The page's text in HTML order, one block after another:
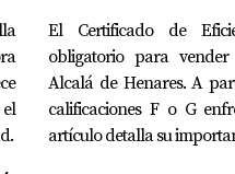
de “menos es
este estilo es perfecto
Lillo Un caso notable es
más grande sino que
El Certificado de
obligatorio para
Alcalá de Henares. A
calificaciones F o G
artículo detalla su